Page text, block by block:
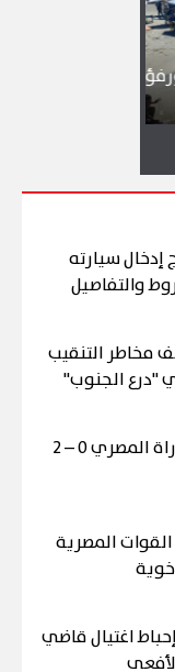
الملح
سيارته
والتفاصيل
مخاطر التنقيب
"درع الجنوب"
شاهد فيديو أهداف مباراة المصري 0 – 2
المصرية
اغتيال قاضي